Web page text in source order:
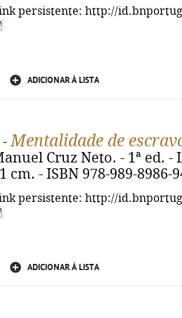
persistente: http://
ADICIONAR À LISTA
-Mentalidade de
Cruz Neto. - 1ª ed. -
cm. - ISBN 978-989-8986-
persistente: http://
ADICIONAR À LISTA